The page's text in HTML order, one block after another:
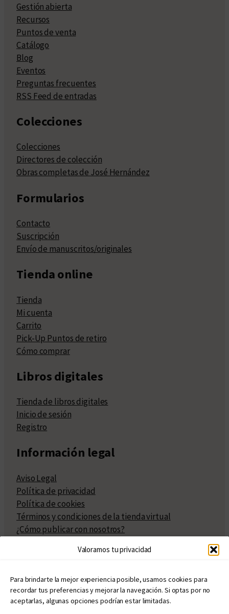
Valoramos tu privacidad
Para brindarte la mejor experiencia posible, usamos cookies para
recordar tus preferencias y mejorar la navegación. Si optas por no
aceptarlas, algunas opciones podrían estar limitadas.
Gestión abierta
Recursos
Puntos de venta
Catálogo
Blog
Eventos
Preguntas frecuentes
RSS Feed de entradas
Colecciones
Colecciones
Directores de colección
Obras completas de José Hernández
Formularios
Contacto
Suscripción
Envío de manuscritos/originales
Tienda online
Tienda
Mi cuenta
Carrito
Pick-Up Puntos de retiro
Cómo comprar
Libros digitales
Tienda de libros digitales
Inicio de sesión
Registro
Información legal
Aviso Legal
Política de privacidad
Política de cookies
Términos y condiciones de la tienda virtual
¿Cómo publicar con nosotros?
Políticas de publicación
Políticas de coedición
Atribuciones